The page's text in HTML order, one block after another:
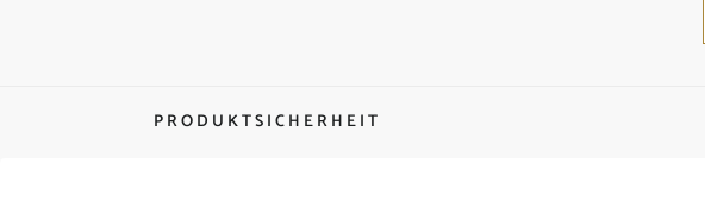
PRODUKTSICHERHEIT